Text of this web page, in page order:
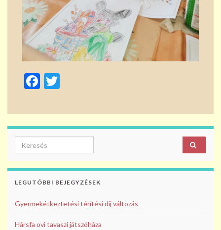
F
e
b
o
o
k
itt
er
Search for:
LEGUTÓBBI BEJEGYZÉSEK
Gyermekétkeztetési térítési díj változás
Hársfa ovi tavaszi játszóháza